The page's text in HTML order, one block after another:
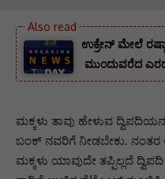
ಉಕ್ರೇನ್ ಮೇಲೆ
ಮುಂದುವರೆದ
ಮಕ್ಕಳು ತಾವು ಹೇಳುವ
ಬಂಕ್ ನವರಿಗೆ ನೀಡಬೇಕು.
ಮಕ್ಕಳು ಯಾವುದೇ ತಪ್ಪಿಲ್ಲದೆ